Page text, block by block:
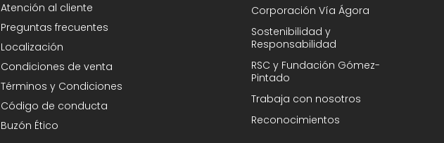
Atención al cliente
Preguntas frecuentes
Localización
Condiciones de venta
Términos y Condiciones
Código de conducta
Buzón Ético
Corporación Vía Ágora
Sostenibilidad y
Responsabilidad
RSC y Fundación Gómez-
Pintado
Trabaja con nosotros
Reconocimientos